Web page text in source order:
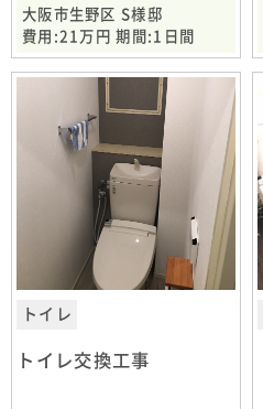
大阪市生野区 S様邸
費用:21万円 期間:1日間
トイレ
トイレ交換工事